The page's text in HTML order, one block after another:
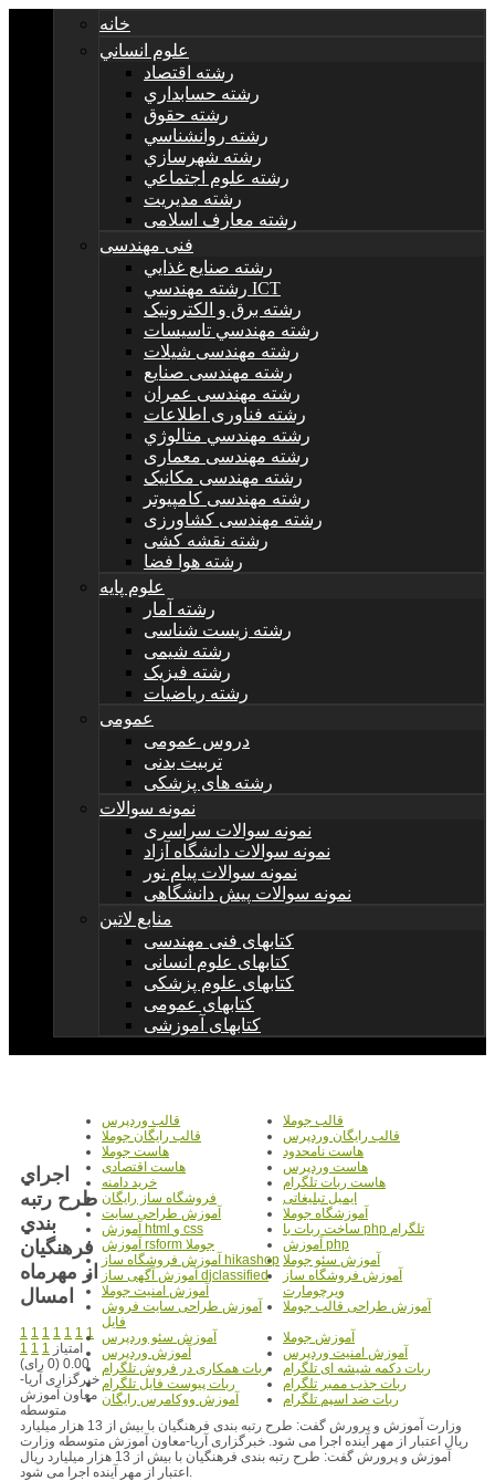
خانه
علوم انساني
رشته اقتصاد
رشته حسابداري
رشته حقوق
رشته روانشناسي
رشته شهرسازي
رشته علوم اجتماعي
رشته مديريت
رشته معارف اسلامی
فنی مهندسی
رشته صنايع غذايي
رشته مهندسي ICT
رشته برق و الکترونيک
رشته مهندسي تاسيسات
رشته مهندسی شیلات
رشته مهندسی صنایع
رشته مهندسی عمران
رشته فناوری اطلاعات
رشته مهندسي متالوژي
رشته مهندسی معماری
رشته مهندسی مکانیک
رشته مهندسی کامپیوتر
رشته مهندسی کشاورزی
رشته نقشه کشی
رشته هوا فضا
علوم پایه
رشته آمار
رشته زیست شناسی
رشته شیمی
رشته فیزیک
رشته ریاضیات
عمومی
دروس عمومی
تربیت بدنی
رشته های پزشکی
نمونه سوالات
نمونه سوالات سراسری
نمونه سوالات دانشگاه آزاد
نمونه سوالات پیام نور
نمونه سوالات پیش دانشگاهی
منابع لاتین
کتابهای فنی مهندسی
کتابهای علوم انسانی
کتابهای علوم پزشکی
کتابهای عمومی
کتابهای آموزشی
قالب جوملا
قالب وردپرس
قالب رایگان وردپرس
قالب رایگان جوملا
هاست نامحدود
هاست جوملا
هاست وردپرس
هاست اقتصادی
هاست ربات تلگرام
خرید دامنه
ایمیل تبلیغاتی
فروشگاه ساز رایگان
آموزشگاه جوملا
آموزش طراحی سایت
ساخت ربات با php تلگرام
آموزش html و css
آموزش php
آموزش rsform جوملا
آموزش سئو جوملا آموزش فروشگاه ساز hikashop
آموزش فروشگاه ساز
ویرچومارت
آموزش آگهی ساز djclassified
آموزش امنیت جوملا
آموزش طراحی قالب جوملا
آموزش طراحی سایت فروش
فایل
آموزش جوملا
آموزش سئو وردپرس
آموزش امنیت وردپرس
آموزش وردپرس
ربات دکمه شیشه ای تلگرام
ربات همکاری در فروش تلگرام
ربات جذب ممبر تلگرام
ربات پیوست فایل تلگرام
ربات ضد اسپم تلگرام
آموزش ووکامرس رایگان
اجراي
طرح رتبه
بندي
فرهنگيان
از مهرماه
امسال
1 1 1 1 1 1 1
1 1 1 امتیاز
0.00 (0 رای)
خبرگزاری آریا-
معاون آموزش
متوسطه
وزارت آموزش و پرورش گفت: طرح رتبه بندی فرهنگیان با بیش از 13 هزار میلیارد
ریال اعتبار از مهر آینده اجرا می شود. خبرگزاری آریا-معاون آموزش متوسطه وزارت
آموزش و پرورش گفت: طرح رتبه بندی فرهنگیان با بیش از 13 هزار میلیارد ریال
اعتبار از مهر آینده اجرا می شود.